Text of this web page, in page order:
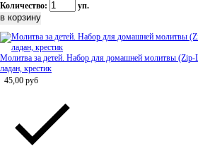
Количество: уп.
Молитва за детей. Набор для домашней молитвы (Zip-
ладан, крестик
45,00 руб